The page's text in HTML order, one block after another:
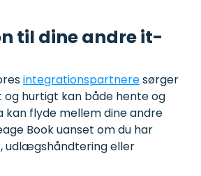
til dine andre it-
integrationspartneresørger
og hurtigt kan både hente og
kan flyde mellem dine andre
Book uanset om du har
udlægshåndtering eller